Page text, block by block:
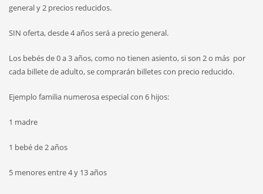
general y 2 precios reducidos.
SIN oferta, desde 4 años será a precio general.
Los bebés de 0 a 3 años, como no tienen asiento, si son 2 o más por
cada billete de adulto, se comprarán billetes con precio reducido.
Ejemplo familia numerosa especial con 6 hijos:
1 madre
1 bebé de 2 años
5 menores entre 4 y 13 años